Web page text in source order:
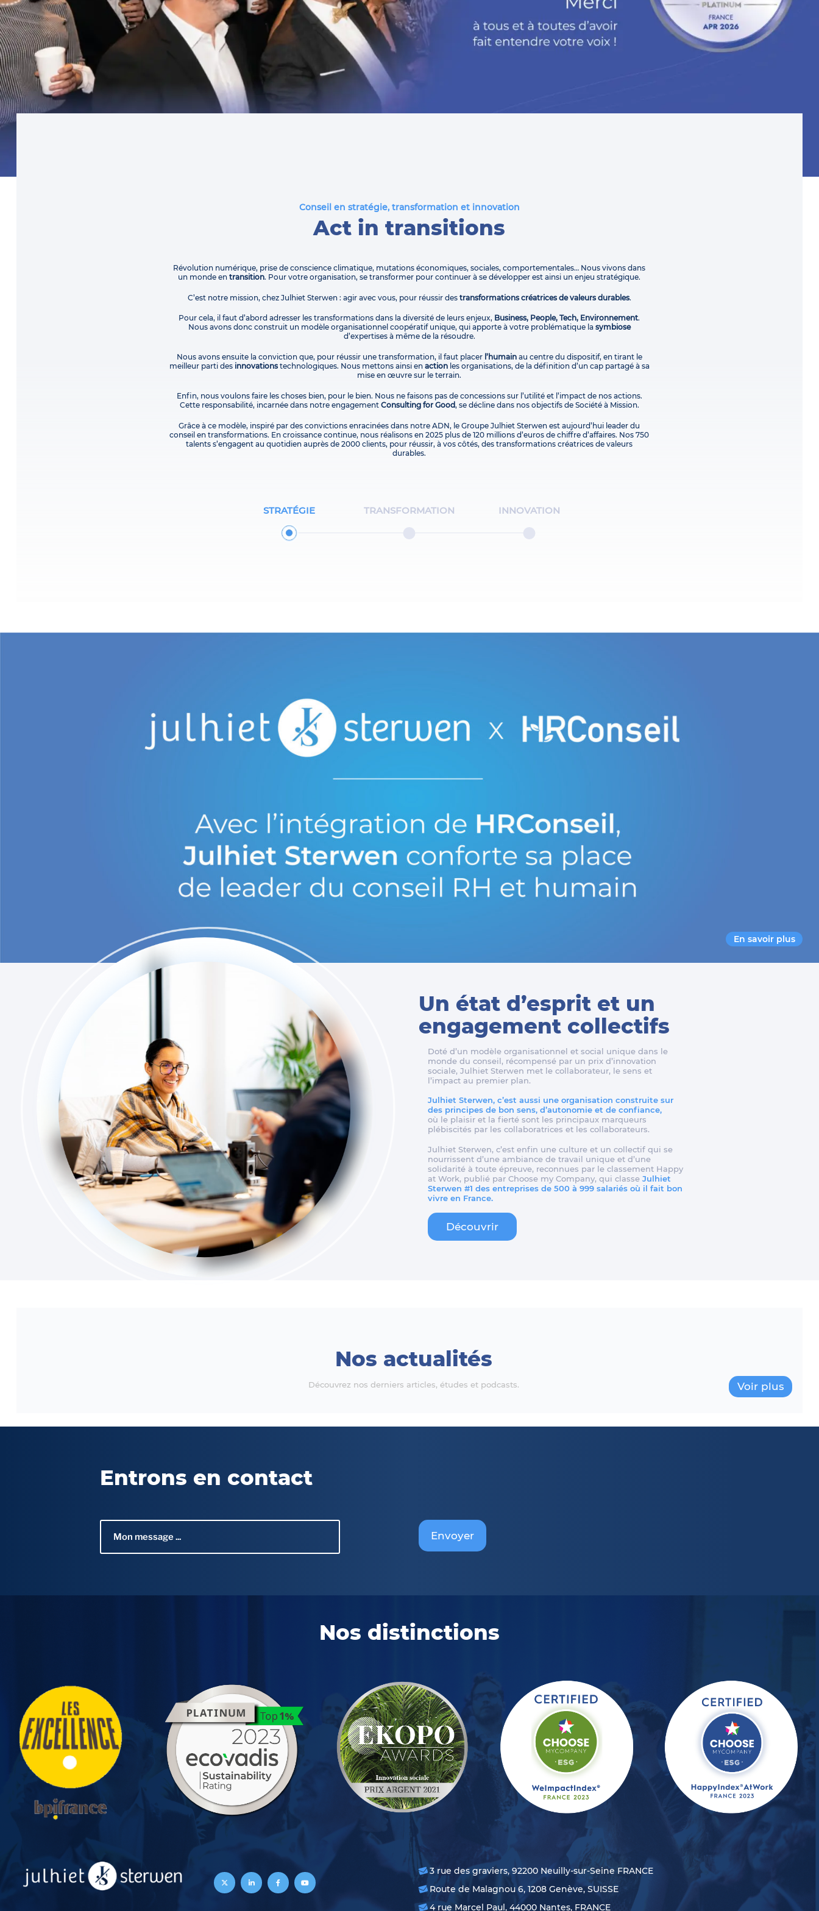
Conseil en stratégie, transformation et innovation
Act in transitions
Révolution numérique, prise de conscience climatique, mutations économiques, sociales, comportementales… Nous vivons dans
un monde entransition. Pour votre organisation, se transformer pour continuer à se développer est ainsi un enjeu stratégique.
C’est notre mission, chez Julhiet Sterwen : agir avec vous, pour réussir des transformations créatrices de valeurs durables.
Pour cela, il faut d’abord adresser les transformations dans la diversité de leurs enjeux, Business, People, Tech, Environnement.
Nous avons donc construit un modèle organisationnel coopératif unique, qui apporte à votre problématique la symbiose
d’expertises à même de la résoudre.
Nous avons ensuite la conviction que, pour réussir une transformation, il faut placer l’humainau centre du dispositif, en tirant le
meilleur parti des innovationstechnologiques. Nous mettons ainsi en actionles organisations, de la définition d’un cap partagé à sa
mise en œuvre sur le terrain.
Enfin, nous voulons faire les choses bien, pour le bien. Nous ne faisons pas de concessions sur l’utilité et l’impact de nos actions.
Cette responsabilité, incarnée dans notre engagement Consulting for Good, se décline dans nos objectifs de Société à Mission.
Grâce à ce modèle, inspiré par des convictions enracinées dans notre ADN, le Groupe Julhiet Sterwen est aujourd’hui leader du
conseil en transformations. En croissance continue, nous réalisons en 2025 plus de 120 millions d’euros de chiffre d’affaires. Nos 750
talents s’engagent au quotidien auprès de 2000 clients, pour réussir, à vos côtés, des transformations créatrices de valeurs
durables.
STRATÉGIE TRANSFORMATION INNOVATION
En savoir plus
Un état d’esprit et un
engagement collectifs
Doté d’un modèle organisationnel et social unique dans le
monde du conseil, récompensé par un prix d’innovation
sociale, Julhiet Sterwen met le collaborateur, le sens et
l’impact au premier plan.
Julhiet Sterwen, c’est aussi une organisation construite sur
des principes de bon sens, d’autonomie et de confiance,
où le plaisir et la fierté sont les principaux marqueurs
plébiscités par les collaboratrices et les collaborateurs.
Julhiet Sterwen, c’est enfin une culture et un collectif qui se
nourrissent d’une ambiance de travail unique et d’une
solidarité à toute épreuve, reconnues par le classement Happy
at Work, publié par Choose my Company, qui classe Julhiet
Sterwen #1 des entreprises de 500 à 999 salariés où il fait bon
vivre en France.
Découvrir
Nos actualités
Découvrez nos derniers articles, études et podcasts. Voir plus
Entrons en contact
Envoyer
Nos distinctions
3 rue des graviers, 92200 Neuilly-sur-Seine FRANCE
Route de Malagnou 6, 1208 Genève, SUISSE
4 rue Marcel Paul, 44000 Nantes, FRANCE